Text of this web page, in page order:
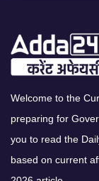
Welcome to the
preparing for
you to read the
based on current